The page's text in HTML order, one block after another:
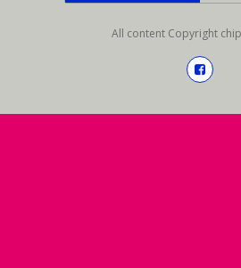
All content Copyright